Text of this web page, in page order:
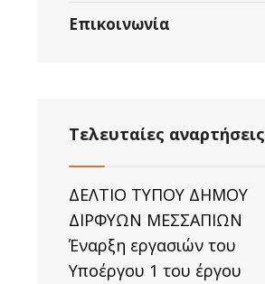
Επικοινωνία
Τελευταίες αναρτήσεις
ΔΕΛΤΙΟ ΤΥΠΟΥ ΔΗΜΟΥ
ΔΙΡΦΥΩΝ ΜΕΣΣΑΠΙΩΝ
Έναρξη εργασιών του
Υποέργου 1 του έργου